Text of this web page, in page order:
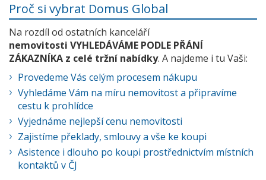
Proč si vybrat Domus Global
Na rozdíl od ostatních kanceláří
nemovitosti VYHLEDÁVÁME PODLE PŘÁNÍ
ZÁKAZNÍKA z celé tržní nabídky. A najdeme i tu Vaši:
Provedeme Vás celým procesem nákupu
Vyhledáme Vám na míru nemovitost a připravíme
cestu k prohlídce
Vyjednáme nejlepší cenu nemovitosti
Zajistíme překlady, smlouvy a vše ke koupi
Asistence i dlouho po koupi prostřednictvím místních
kontaktů v ČJ